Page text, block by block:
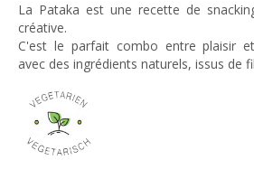
La Pataka est une recette de
créative.
C'est le parfait combo entre plaisir
avec des ingrédients naturels, issus de